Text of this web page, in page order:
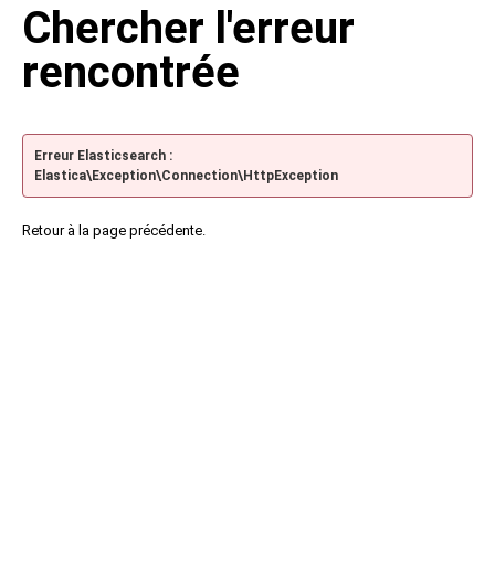
Chercher l'erreur
rencontrée
Erreur Elasticsearch :
Elastica\Exception\Connection\HttpException
Retour à la page précédente.